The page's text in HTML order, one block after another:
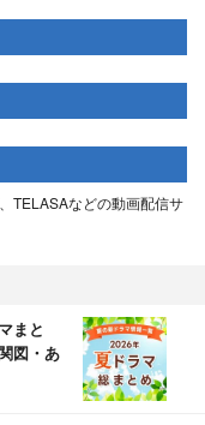
TELASAなどの動画配信サ
まと
図・あ